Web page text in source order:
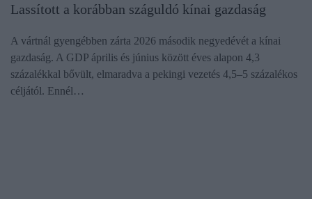
Lassított a korábban száguldó kínai gazdaság
A vártnál gyengébben zárta 2026 második negyedévét a kínai
gazdaság. A GDP április és június között éves alapon 4,3
százalékkal bővült, elmaradva a pekingi vezetés 4,5–5 százalékos
céljától. Ennél…